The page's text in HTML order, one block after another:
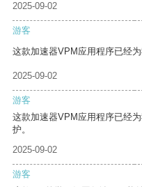
2025-09-02
游客
这款加速器VPM应用程序已经
2025-09-02
游客
这款加速器VPM应用程序已经
护。
2025-09-02
游客